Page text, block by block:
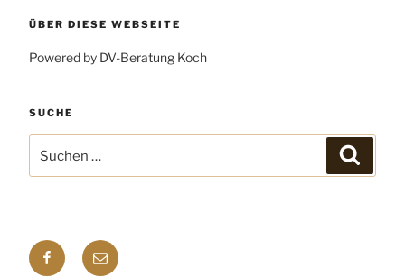
ÜBER DIESE WEBSEITE
Powered by DV-Beratung Koch
SUCHE
nach:
Facebook
E-
mail